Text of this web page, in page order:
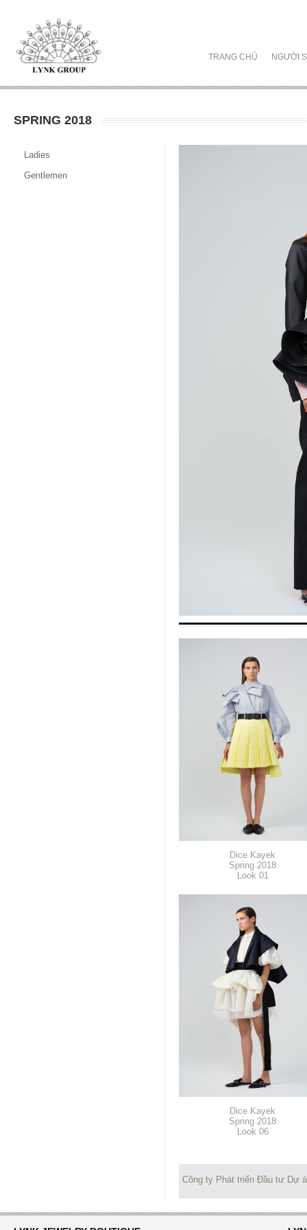
TRANG CHỦ NGƯỜI
SPRING 2018
Ladies
Gentlemen
Dice Kayek
Spring 2018
Look 01
Dice Kayek
Spring 2018
Look 06
Công ty Phát triển Đầu tư Dự